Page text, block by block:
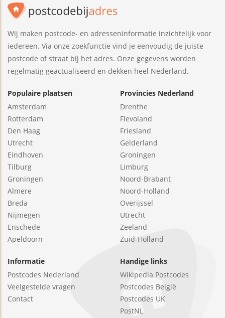
Wij maken postcode- en adresseninformatie inzichtelijk voor
iedereen. Via onze zoekfunctie vind je eenvoudig de juiste
postcode of straat bij het adres. Onze gegevens worden
regelmatig geactualiseerd en dekken heel Nederland.
Populaire plaatsen
Amsterdam
Rotterdam
Den Haag
Utrecht
Eindhoven
Tilburg
Groningen
Almere
Breda
Nijmegen
Enschede
Apeldoorn
Provincies Nederland
Drenthe
Flevoland
Friesland
Gelderland
Groningen
Limburg
Noord-Brabant
Noord-Holland
Overijssel
Utrecht
Zeeland
Zuid-Holland
Informatie
Postcodes Nederland
Veelgestelde vragen
Contact
Handige links
Wikipedia Postcodes
Postcodes België
Postcodes UK
PostNL